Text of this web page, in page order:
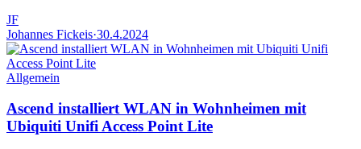
JF
Johannes Fickeis·30.4.2024
Allgemein
Ascend installiert WLAN in Wohnheimen mit
Ubiquiti Unifi Access Point Lite